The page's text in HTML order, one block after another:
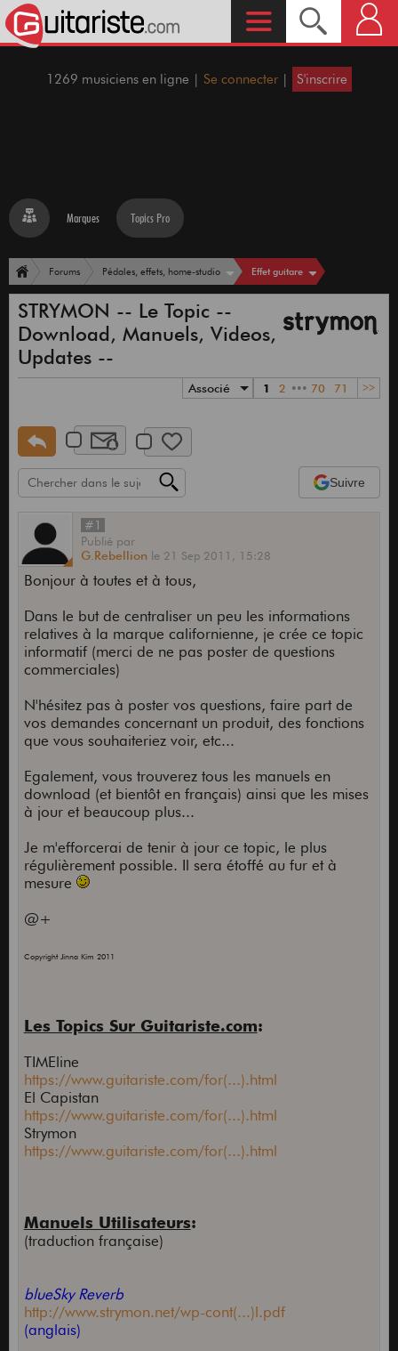
1269 musiciens en ligne | Se connecter | S'inscrire
Marques Topics Pro
Forums Pédales, effets, home-studio Effet guitare
STRYMON -- Le Topic --
Download, Manuels, Videos,
Updates --
Associé 1 2 ••• 70 71 >>
Suivre
#1
Publié par
G.Rebellion le 21 Sep 2011, 15:28
Bonjour à toutes et à tous,
Dans le but de centraliser un peu les informations
relatives à la marque californienne, je crée ce topic
informatif (merci de ne pas poster de questions
commerciales)
N'hésitez pas à poster vos questions, faire part de
vos demandes concernant un produit, des fonctions
que vous souhaiteriez voir, etc...
Egalement, vous trouverez tous les manuels en
download (et bientôt en français) ainsi que les mises
à jour et beaucoup plus...
Je m'efforcerai de tenir à jour ce topic, le plus
régulièrement possible. Il sera étoffé au fur et à
mesure
@+
Copyright Jinna Kim 2011
Les Topics Sur Guitariste.com:
TIMEline
https://www.guitariste.com/for(...).html
El Capistan
https://www.guitariste.com/for(...).html
Strymon
https://www.guitariste.com/for(...).html
Manuels Utilisateurs:
(traduction française)
blueSky Reverb
http://www.strymon.net/wp-cont(...)l.pdf
(anglais)